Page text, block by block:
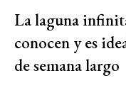
La laguna
conocen y es
de semana largo